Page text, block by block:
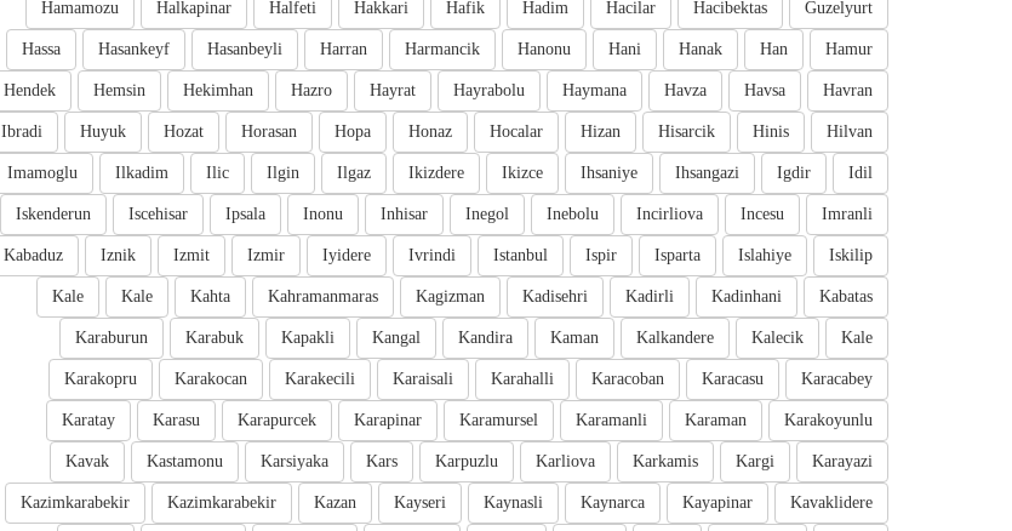
Guzelyurt
Hacibektas
Hacilar
Hadim
Hafik
Hakkari
Halfeti
Halkapinar
Hamamozu
Hamur
Han
Hanak
Hani
Hanonu
Harmancik
Harran
Hasanbeyli
Hasankeyf
Hassa
Havran
Havsa
Havza
Haymana
Hayrabolu
Hayrat
Hazro
Hekimhan
Hemsin
Hendek
Hilvan
Hinis
Hisarcik
Hizan
Hocalar
Honaz
Hopa
Horasan
Hozat
Huyuk
Ibradi
Idil
Igdir
Ihsangazi
Ihsaniye
Ikizce
Ikizdere
Ilgaz
Ilgin
Ilic
Ilkadim
Imamoglu
Imranli
Incesu
Incirliova
Inebolu
Inegol
Inhisar
Inonu
Ipsala
Iscehisar
Iskenderun
Iskilip
Islahiye
Isparta
Ispir
Istanbul
Ivrindi
Iyidere
Izmir
Izmit
Iznik
Kabaduz
Kabatas
Kadinhani
Kadirli
Kadisehri
Kagizman
Kahramanmaras
Kahta
Kale
Kale
Kale
Kalecik
Kalkandere
Kaman
Kandira
Kangal
Kapakli
Karabuk
Karaburun
Karacabey
Karacasu
Karacoban
Karahalli
Karaisali
Karakecili
Karakocan
Karakopru
Karakoyunlu
Karaman
Karamanli
Karamursel
Karapinar
Karapurcek
Karasu
Karatay
Karayazi
Kargi
Karkamis
Karliova
Karpuzlu
Kars
Karsiyaka
Kastamonu
Kavak
Kavaklidere
Kayapinar
Kaynarca
Kaynasli
Kayseri
Kazan
Kazimkarabekir
Kazimkarabekir